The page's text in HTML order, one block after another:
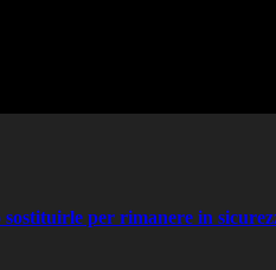
per rimanere in